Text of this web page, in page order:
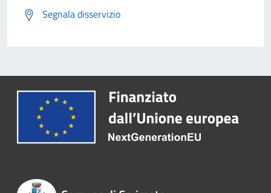
Segnala disservizio